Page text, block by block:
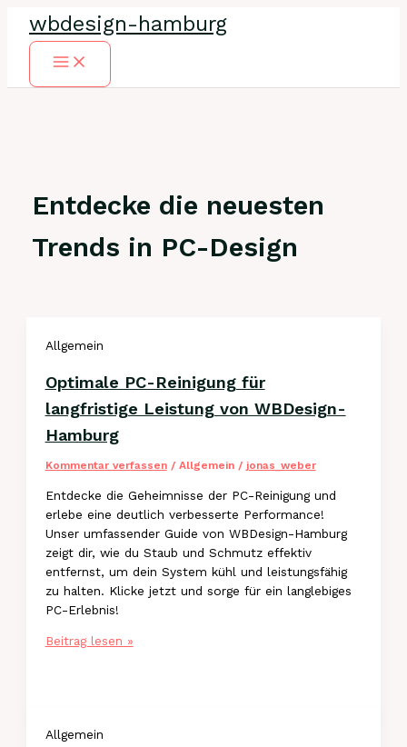
Inhalt
springen
wbdesign-hamburg
Main
Entdecke die neuesten
Trends in PC-Design
Allgemein
Optimale PC-Reinigung für
langfristige Leistung von WBDesign-
Hamburg
Kommentar verfassen / Allgemein/ jonas_weber
Entdecke die Geheimnisse der PC-Reinigung und
erlebe eine deutlich verbesserte Performance!
Unser umfassender Guide von WBDesign-Hamburg
zeigt dir, wie du Staub und Schmutz effektiv
entfernst, um dein System kühl und leistungsfähig
zu halten. Klicke jetzt und sorge für ein langlebiges
PC-Erlebnis!
Optimale
Leistung
Beitrag lesen »
Allgemein